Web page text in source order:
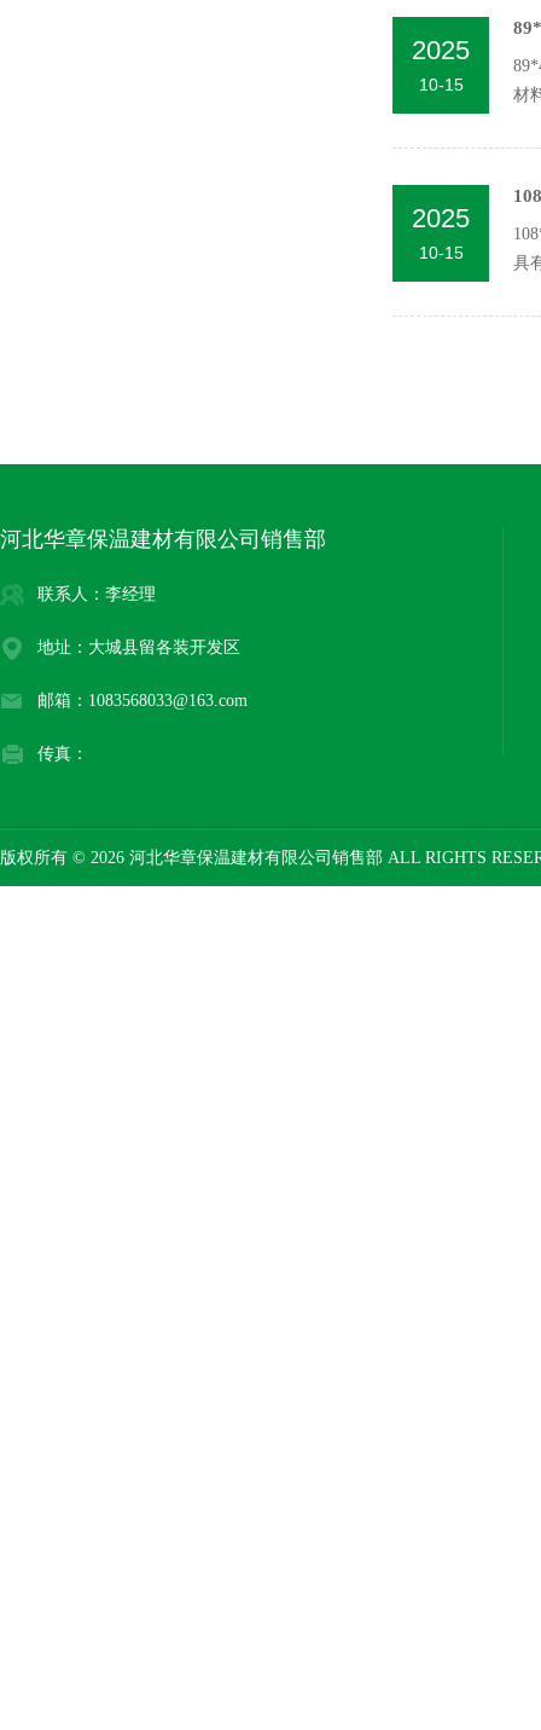
2025
10-15
材
2025
10-15
具
河北华章保温建材有限公司销售部
联系人：李经理
地址：大城县留各装开发区
邮箱：1083568033@163.com
传真：
版权所有 © 2026 河北华章保温建材有限公司销售部 ALL RIGHTS